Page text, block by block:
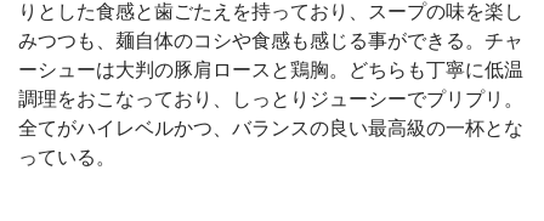
りとした食感と歯ごたえを持っており、スープの味を楽し
みつつも、麺自体のコシや食感も感じる事ができる。チャ
ーシューは大判の豚肩ロースと鶏胸。どちらも丁寧に低温
調理をおこなっており、しっとりジューシーでプリプリ。
全てがハイレベルかつ、バランスの良い最高級の一杯とな
っている。